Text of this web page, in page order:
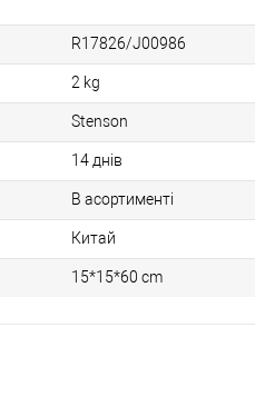
R17826/J00986
2 kg
Stenson
14 днів
В асортименті
Китай
15*15*60 cm